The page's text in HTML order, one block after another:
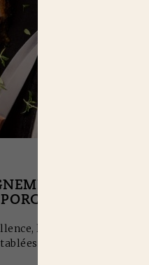
?
le rôti de porc
familiales.